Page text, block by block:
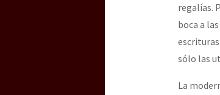
regalías.
boca a
sólo las
La